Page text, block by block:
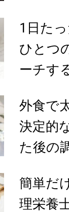
1日た
ひとつ
ーチす
外食で
決定的
た後の
簡単だ
理栄養